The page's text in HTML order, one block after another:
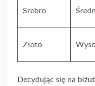
Srebro
Złoto
Decydując się na